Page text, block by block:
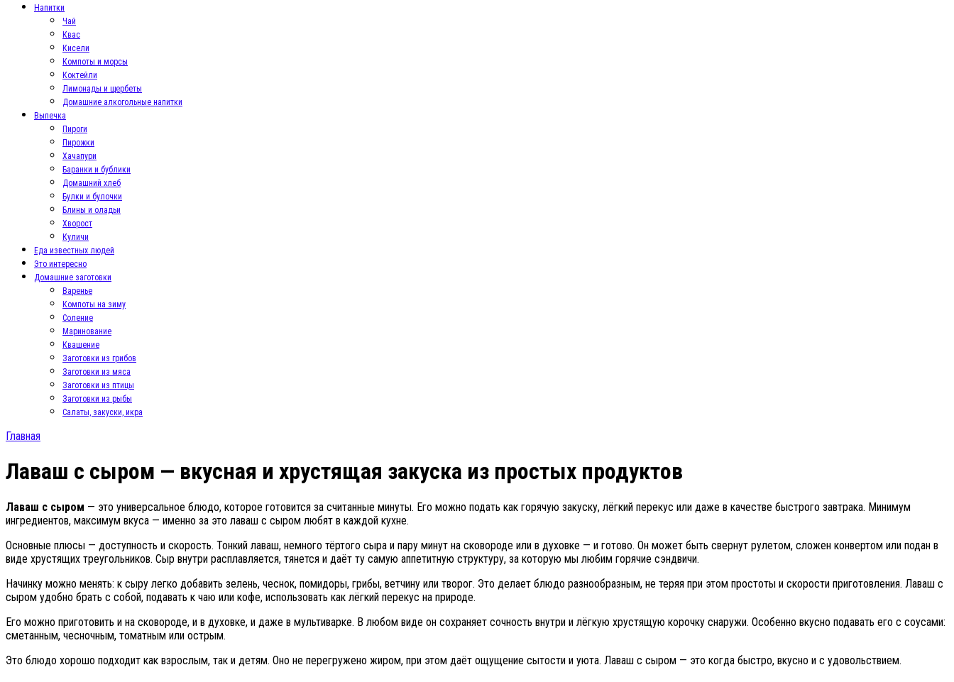
Напитки
Чай
Квас
Кисели
Компоты и морсы
Коктейли
Лимонады и щербеты
Домашние алкогольные напитки
Выпечка
Пироги
Пирожки
Хачапури
Баранки и бублики
Домашний хлеб
Булки и булочки
Блины и оладьи
Хворост
Куличи
Еда известных людей
Это интересно
Домашние заготовки
Варенье
Компоты на зиму
Соление
Маринование
Квашение
Заготовки из грибов
Заготовки из мяса
Заготовки из птицы
Заготовки из рыбы
Салаты, закуски, икра
Главная
Лаваш с сыром — вкусная и хрустящая закуска из простых продуктов
Лаваш с сыром — это универсальное блюдо, которое готовится за считанные минуты. Его можно подать как горячую закуску, лёгкий перекус или даже в качестве быстрого завтрака. Минимум
ингредиентов, максимум вкуса — именно за это лаваш с сыром любят в каждой кухне.
Основные плюсы — доступность и скорость. Тонкий лаваш, немного тёртого сыра и пару минут на сковороде или в духовке — и готово. Он может быть свернут рулетом, сложен конвертом или подан в
виде хрустящих треугольников. Сыр внутри расплавляется, тянется и даёт ту самую аппетитную структуру, за которую мы любим горячие сэндвичи.
Начинку можно менять: к сыру легко добавить зелень, чеснок, помидоры, грибы, ветчину или творог. Это делает блюдо разнообразным, не теряя при этом простоты и скорости приготовления. Лаваш с
сыром удобно брать с собой, подавать к чаю или кофе, использовать как лёгкий перекус на природе.
Его можно приготовить и на сковороде, и в духовке, и даже в мультиварке. В любом виде он сохраняет сочность внутри и лёгкую хрустящую корочку снаружи. Особенно вкусно подавать его с соусами:
сметанным, чесночным, томатным или острым.
Это блюдо хорошо подходит как взрослым, так и детям. Оно не перегружено жиром, при этом даёт ощущение сытости и уюта. Лаваш с сыром — это когда быстро, вкусно и с удовольствием.